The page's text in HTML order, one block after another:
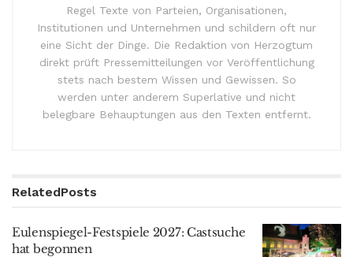
Regel Texte von Parteien, Organisationen,
Institutionen und Unternehmen und schildern oft nur
eine Sicht der Dinge. Die Redaktion von Herzogtum
direkt prüft Pressemitteilungen vor Veröffentlichung
stets nach bestem Wissen und Gewissen. So
werden unter anderem Superlative und nicht
belegbare Behauptungen aus den Texten entfernt.
RelatedPosts
Eulenspiegel-Festspiele 2027: Castsuche
hat begonnen